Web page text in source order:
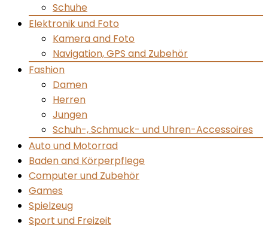
Schuhe
Elektronik und Foto
Kamera and Foto
Navigation, GPS and Zubehör
Fashion
Damen
Herren
Jungen
Schuh-, Schmuck- und Uhren-Accessoires
Auto und Motorrad
Baden and Körperpflege
Computer und Zubehör
Games
Spielzeug
Sport und Freizeit